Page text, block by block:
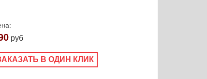
руб
В ОДИН КЛИК